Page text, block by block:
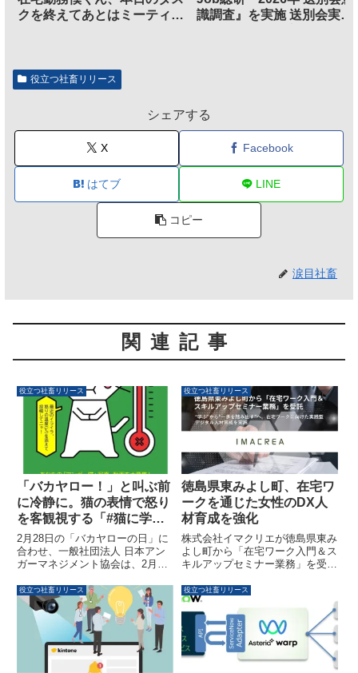
クを終えてあとはミーティン
識調査』を実施 送別会実施
役立つ社畜リリース
シェアする
X Facebook
はてブ LINE
コピー
涙目社畜
関連記事
役立つ社畜リリース
「バカヤロー！」と叫ぶ前
に冷静に。猫の表情で怒り
を客観視する「#猫に学ぶ
怒りの温度計」優秀作品が
発表されました
2月28日の「バカヤローの日」に
合わせ、一般社団法人 日本アン
ガーマネジメント協会は、2月22
キャンペーン『#猫に学ぶ怒りの
温度計』の優秀作品を発表しまし
た。怒りの感情を猫の表情と「怒
り温度」で数値化し、客観視する
アンガーマネジメントの手法が活
用された投稿が、合計1万ビュー
を超える反響を呼びました。
役立つ社畜リリース
徳島県東みよし町、在宅ワ
ークを通じた女性のDX人
材育成を強化
株式会社イマクリエが徳島県東み
よし町から「在宅ワーク入門＆ス
キルアップセミナー業務」を受託
機会拡大と多様な働き方の創出を
目指し、実践的なデジタル人材育
成と就業支援を一体的に提供しま
す。
役立つ社畜リリース 役立つ社畜リリース